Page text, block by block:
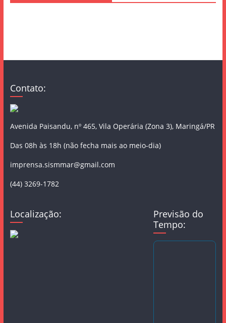
Contato:
Avenida Paisandu, nº 465, Vila Operária (Zona 3), Maringá/PR
Das 08h às 18h (não fecha mais ao meio-dia)
imprensa.sismmar@gmail.com
(44) 3269-1782
Localização:
Previsão do
Tempo: